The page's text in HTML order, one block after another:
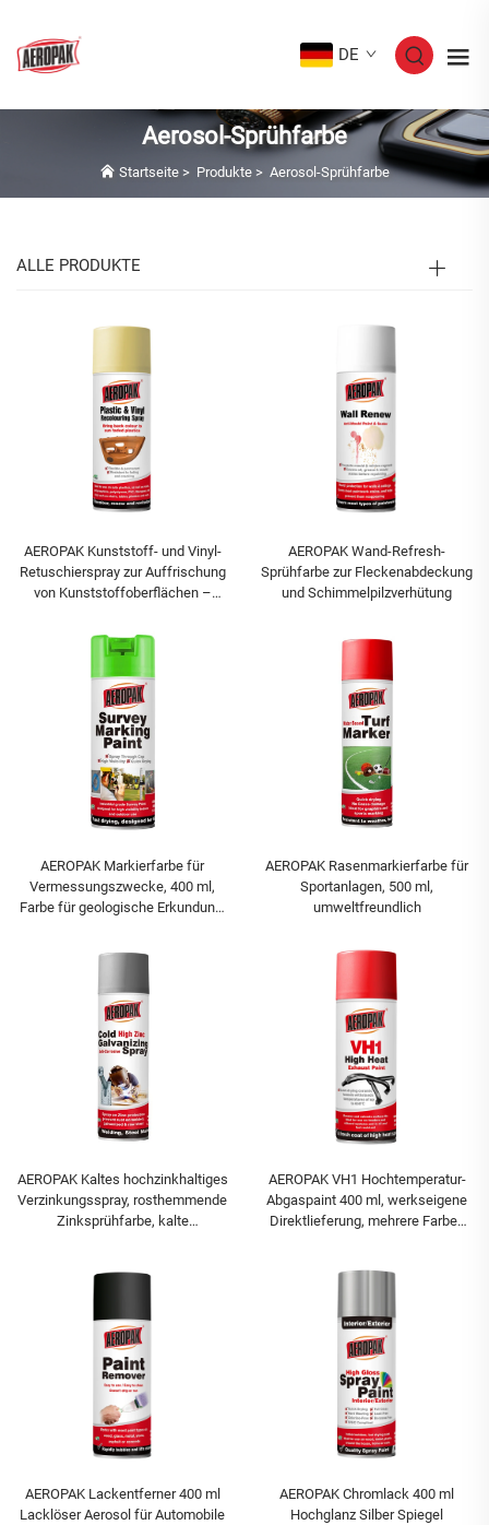
DE
Aerosol-Sprühfarbe
Startseite > Produkte > Aerosol-Sprühfarbe
ALLE PRODUKTE
AEROPAK Kunststoff- und Vinyl-
Retuschierspray zur Auffrischung
von Kunststoffoberflächen –
und Rissbildung
AEROPAK Wand-Refresh-
Sprühfarbe zur Fleckenabdeckung
und Schimmelpilzverhütung
AEROPAK Markierfarbe für
Vermessungszwecke, 400 ml,
Farbe für geologische Erkundung,
AEROPAK Rasenmarkierfarbe für
Sportanlagen, 500 ml,
umweltfreundlich
AEROPAK Kaltes hochzinkhaltiges
Verzinkungsspray, rosthemmende
Zinksprühfarbe, kalte
AEROPAK VH1 Hochtemperatur-
Abgaspaint 400 ml, werkseigene
Direktlieferung, mehrere Farben
AEROPAK Lackentferner 400 ml
Lacklöser Aerosol für Automobile
AEROPAK Chromlack 400 ml
Hochglanz Silber Spiegel